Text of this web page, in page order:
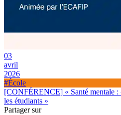
03
avril
2026
#École
[CONFÉRENCE] « Santé mentale :
les étudiants »
Partager sur